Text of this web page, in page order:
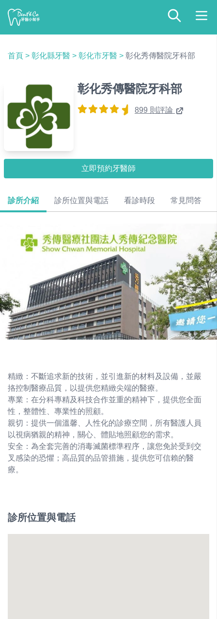
首頁 > 彰化縣牙醫 > 彰化市牙醫 > 彰化秀傳醫院牙科部
彰化秀傳醫院牙科部
899 則評論
立即預約牙醫師
診所介紹 診所位置與電話 看診時段 常見問答
精緻：不斷追求新的技術，並引進新的材料及設備，並嚴
挌控制醫療品質，以提供您精緻尖端的醫療。
專業：在分科專精及科技合作並重的精神下，提供您全面
性，整體性、專業性的照顧。
親切：提供一個溫馨、人性化的診療空間，所有醫護人員
以視病猶親的精神，關心、體貼地照顧您的需求。
安全：為全套完善的消毒滅菌標準程序，讓您免於受到交
叉感染的恐懼；高品質的品管措施，提供您可信賴的醫
療。
診所位置與電話